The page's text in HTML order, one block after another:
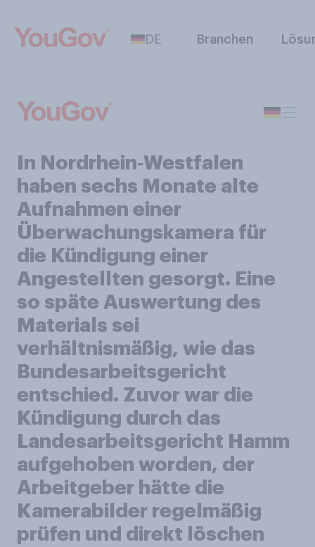
DE Branchen
In Nordrhein‑Westfalen
haben sechs Monate alte
Aufnahmen einer
Überwachungskamera für
die Kündigung einer
Angestellten gesorgt. Eine
so späte Auswertung des
Materials sei
verhältnismäßig, wie das
Bundesarbeitsgericht
entschied. Zuvor war die
Kündigung durch das
Landesarbeitsgericht Hamm
aufgehoben worden, der
Arbeitgeber hätte die
Kamerabilder regelmäßig
prüfen und direkt löschen